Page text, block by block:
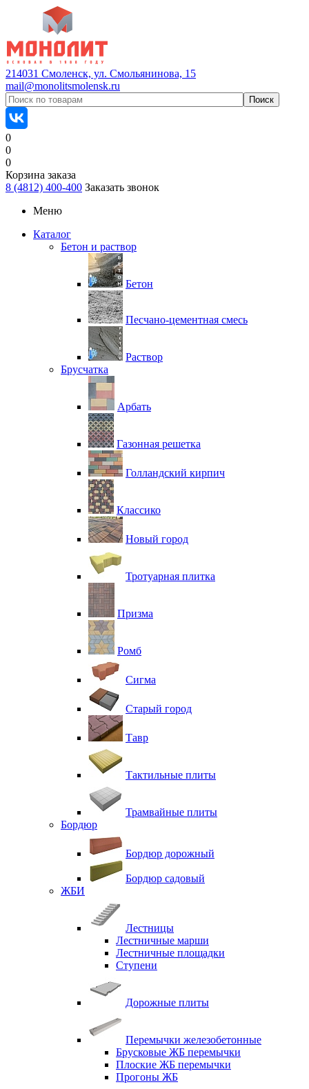
214031 Смоленск, ул. Смольянинова, 15
mail@monolitsmolensk.ru
0
0
0
Корзина заказа
8 (4812) 400-400 Заказать звонок
Меню
Каталог
Бетон и раствор
Бетон
Песчано-цементная смесь
Раствор
Брусчатка
Арбать
Газонная решетка
Голландский кирпич
Классико
Новый город
Тротуарная плитка
Призма
Ромб
Сигма
Старый город
Тавр
Тактильные плиты
Трамвайные плиты
Бордюр
Бордюр дорожный
Бордюр садовый
ЖБИ
Лестницы
Лестничные марши
Лестничные площадки
Ступени
Дорожные плиты
Перемычки железобетонные
Брусковые ЖБ перемычки
Плоские ЖБ перемычки
Прогоны ЖБ